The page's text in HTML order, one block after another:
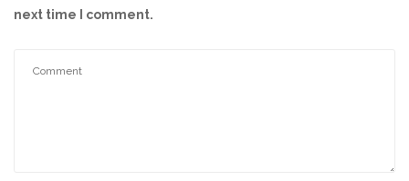
next time I comment.